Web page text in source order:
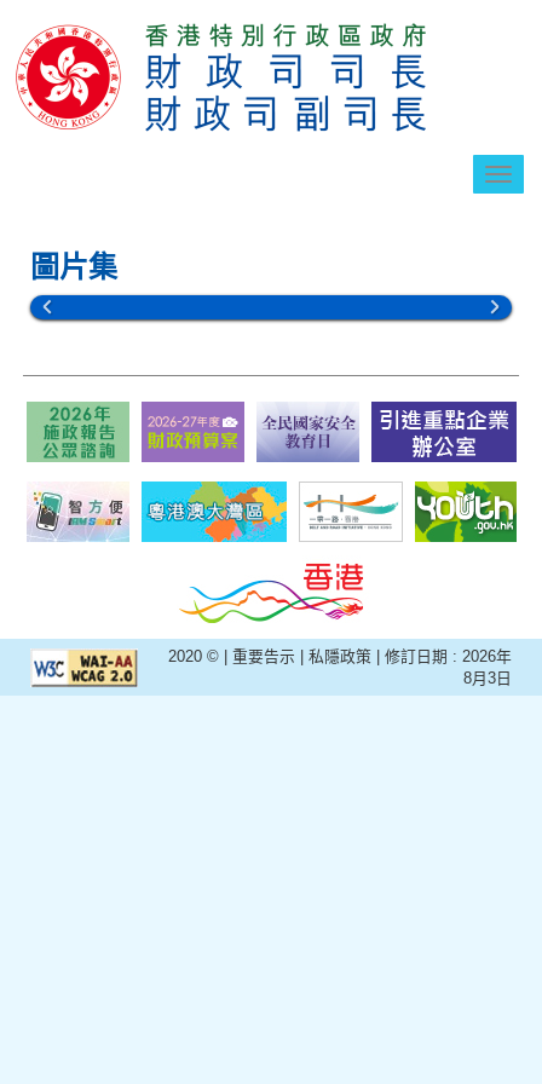
切
圖片集
2020 © | 重要告示 | 私隱政策 | 修訂日期 : 2026年
8月3日